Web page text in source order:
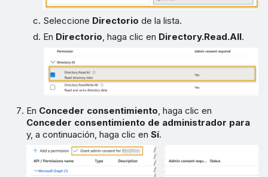
Seleccione Directorio de la lista.
En Directorio, haga clic en Directory.Read.All.
En Conceder consentimiento , haga clic en
Conceder consentimiento de administrador para
y, a continuación, haga clic enSí.